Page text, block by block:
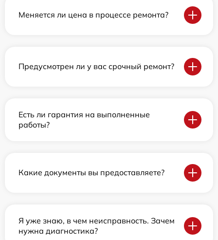
Меняется ли цена в процессе ремонта?
Предусмотрен ли у вас срочный ремонт?
Есть ли гарантия на выполненные
работы?
Какие документы вы предоставляете?
Я уже знаю, в чем неисправность. Зачем
нужна диагностика?